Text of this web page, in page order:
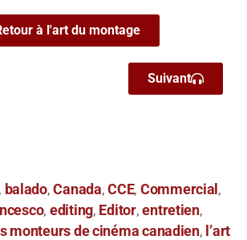
à l'art du montage
Suivant
, balado,Canada,CCE, Commercial ,
, editing, Editor,entretien,
monteurs de cinéma canadien, l’art